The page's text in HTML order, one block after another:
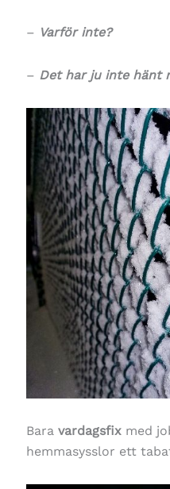
– Varför inte?
– Det har ju inte hänt
Bara vardagsfixmed
hemmasysslor ett